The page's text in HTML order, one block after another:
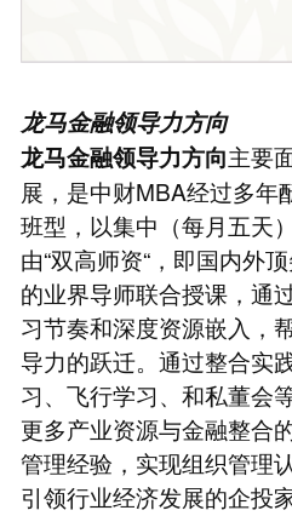
龙马金融领导力方向
龙马金融领导力方向主要
展，是中财MBA经过多年
班型，以集中（每月五天
由“双高师资“，即国内外
的业界导师联合授课，通
习节奏和深度资源嵌入，
导力的跃迁。通过整合实
习、飞行学习、和私董会
更多产业资源与金融整合
管理经验，实现组织管理
引领行业经济发展的企投家